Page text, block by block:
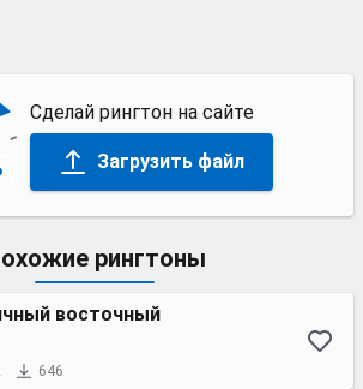
Сделай рингтон на сайте
Загрузить файл
рингтоны
восточный
646